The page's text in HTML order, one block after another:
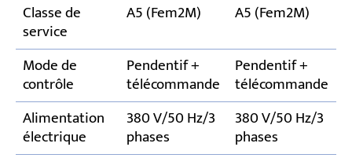
Classe de
service
A5 (Fem2M) A5 (Fem2M)
Mode de
contrôle
Pendentif +
télécommande
Pendentif +
télécommande
Alimentation
électrique
380 V/50 Hz/3
phases
380 V/50 Hz/3
phases